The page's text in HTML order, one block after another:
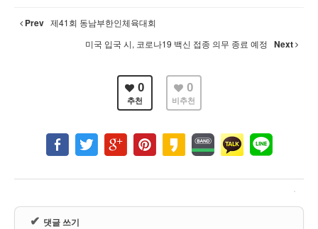
Prev 제41회 동남부한인체육대회
미국 입국 시, 코로나19 백신 접종 의무 종료 예정 Next
0
추천
0
비추천
✔ 댓글 쓰기